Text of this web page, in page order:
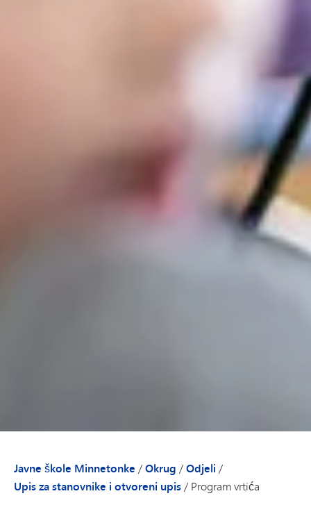
Javne škole Minnetonke /Okrug /Odjeli /
Upis za stanovnike i otvoreni upis/ Program vrtića